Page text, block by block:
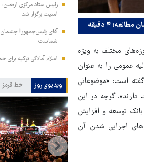
مطالعه: ۴ دقیقه
مختلف به ویژه
عمومی را به عنوان
است: «موضوعاتی
گرچه در این
توسعه و افزایش
اجرایی شدن آن
امنیت برگزار شد
آقای رئیس‌جمهور! چشمان
شماست
اعلام آمادگی ترکیه برای
ویدیوی روز خط قرمز